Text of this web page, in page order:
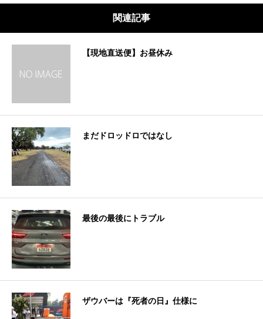
関連記事
【現地直送便】お昼休み
まだドロッドロではなし
最後の最後にトラブル
ザウバーは『死者の日』仕様に